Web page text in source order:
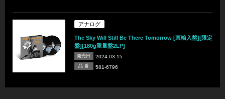
アナログ
The Sky Will Still Be There Tomorrow [直輸入盤][限定
盤][180g重量盤2LP]
発売日 2024.03.15
品 番 581-6796